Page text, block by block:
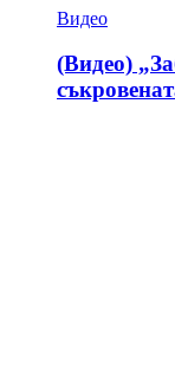
Видео
(Видео)